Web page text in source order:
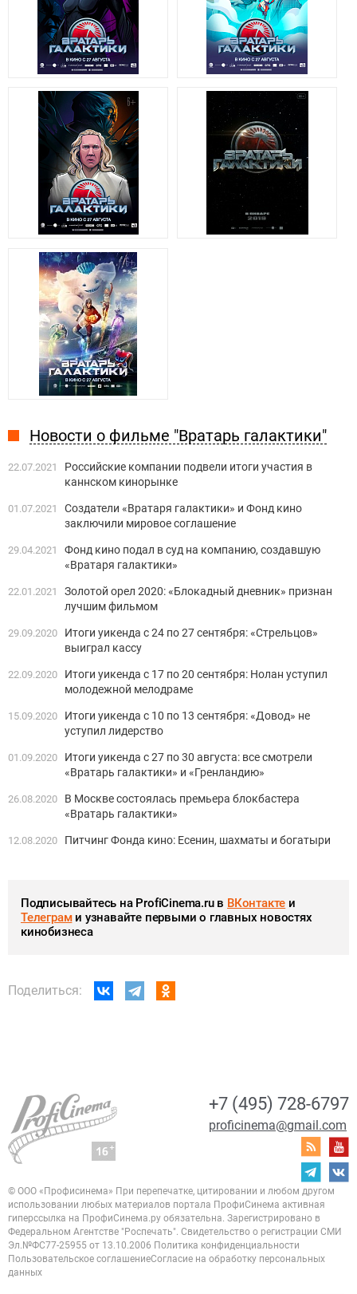
Новости о фильме "Вратарь галактики"
22.07.2021
Российские компании подвели итоги участия в
каннском кинорынке
01.07.2021
Создатели «Вратаря галактики» и Фонд кино
заключили мировое соглашение
29.04.2021
Фонд кино подал в суд на компанию, создавшую
«Вратаря галактики»
22.01.2021
Золотой орел 2020: «Блокадный дневник» признан
лучшим фильмом
29.09.2020
Итоги уикенда с 24 по 27 сентября: «Стрельцов»
выиграл кассу
22.09.2020
Итоги уикенда с 17 по 20 сентября: Нолан уступил
молодежной мелодраме
15.09.2020
Итоги уикенда с 10 по 13 сентября: «Довод» не
уступил лидерство
01.09.2020
Итоги уикенда с 27 по 30 августа: все смотрели
«Вратарь галактики» и «Гренландию»
26.08.2020
В Москве состоялась премьера блокбастера
«Вратарь галактики»
12.08.2020 Питчинг Фонда кино: Есенин, шахматы и богатыри
Подписывайтесь на ProfiCinema.ru в ВКонтакте и
Телеграми узнавайте первыми о главных новостях
кинобизнеса
Поделиться:
+7 (495) 728-6797
proficinema@gmail.com
© ООО «Профисинема» При перепечатке, цитировании и любом другом
использовании любых материалов портала ПрофиСинема активная
гиперссылка на ПрофиСинема.ру обязательна. Зарегистрировано в
Федеральном Агентстве "Роспечать". Свидетельство о регистрации СМИ
Эл.№ФС77-25955 от 13.10.2006 Политика конфиденциальности
Пользовательское соглашениеСогласие на обработку персональных
данных